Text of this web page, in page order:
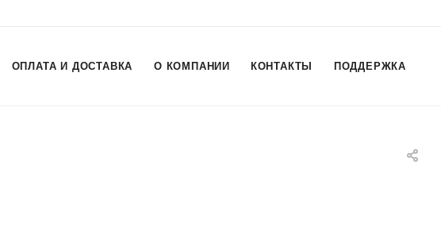
ОПЛАТА И ДОСТАВКА О КОМПАНИИ КОНТАКТЫ ПОДДЕРЖКА